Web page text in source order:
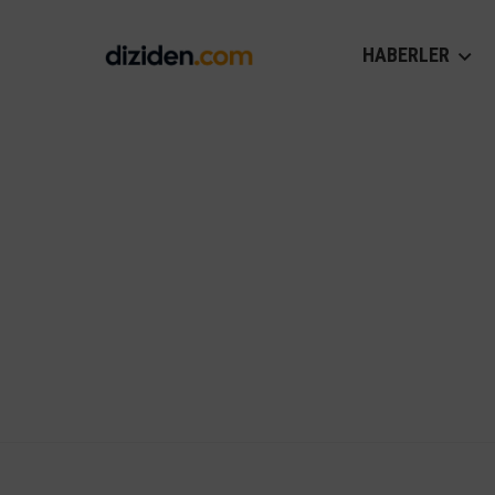
HABERLER